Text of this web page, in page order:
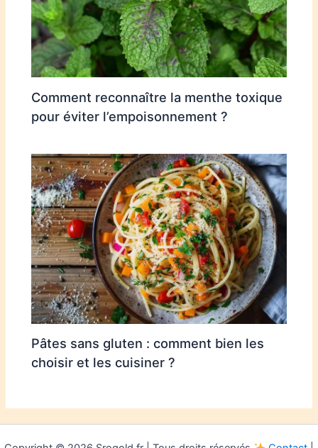
Comment reconnaître la menthe toxique
pour éviter l’empoisonnement ?
Pâtes sans gluten : comment bien les
choisir et les cuisiner ?